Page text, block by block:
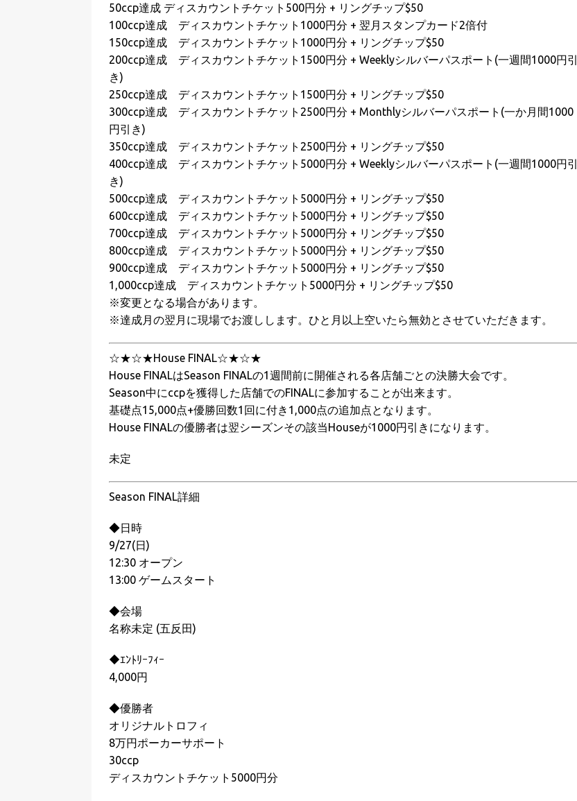
50ccp達成 ディスカウントチケット500円分 + リングチップ$50
100ccp達成 ディスカウントチケット1000円分 + 翌月スタンプカード2倍付
150ccp達成 ディスカウントチケット1000円分 + リングチップ$50
200ccp達成 ディスカウントチケット1500円分 + Weeklyシルバーパスポート(一週間1000円引
き)
250ccp達成 ディスカウントチケット1500円分 + リングチップ$50
300ccp達成 ディスカウントチケット2500円分 + Monthlyシルバーパスポート(一か月間1000
円引き)
350ccp達成 ディスカウントチケット2500円分 + リングチップ$50
400ccp達成 ディスカウントチケット5000円分 + Weeklyシルバーパスポート(一週間1000円引
き)
500ccp達成 ディスカウントチケット5000円分 + リングチップ$50
600ccp達成 ディスカウントチケット5000円分 + リングチップ$50
700ccp達成 ディスカウントチケット5000円分 + リングチップ$50
800ccp達成 ディスカウントチケット5000円分 + リングチップ$50
900ccp達成 ディスカウントチケット5000円分 + リングチップ$50
1,000ccp達成 ディスカウントチケット5000円分 + リングチップ$50
※変更となる場合があります。
※達成月の翌月に現場でお渡しします。ひと月以上空いたら無効とさせていただきます。
☆★☆★House FINAL☆★☆★
House FINALはSeason FINALの1週間前に開催される各店舗ごとの決勝大会です。
Season中にccpを獲得した店舗でのFINALに参加することが出来ます。
基礎点15,000点+優勝回数1回に付き1,000点の追加点となります。
House FINALの優勝者は翌シーズンその該当Houseが1000円引きになります。
未定
Season FINAL詳細
◆日時
9/27(日)
12:30 オープン
13:00 ゲームスタート
◆会場
名称未定 (五反田)
◆ｴﾝﾄﾘｰﾌｨｰ
4,000円
◆優勝者
オリジナルトロフィ
8万円ポーカーサポート
30ccp
ディスカウントチケット5000円分